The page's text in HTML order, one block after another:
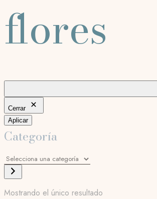
flores
Cerrar
Aplicar
Categoría
Selecciona
una
categoría
Mostrando el único resultado